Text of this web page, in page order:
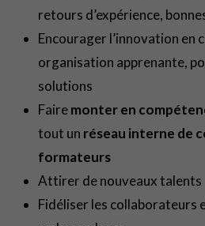
retours d’expérience,
Encourager l’innovation en
organisation apprenante,
solutions
Fairemonter en
tout un réseau interne de
formateurs
Attirer de nouveaux talents
Fidéliser les collaborateurs